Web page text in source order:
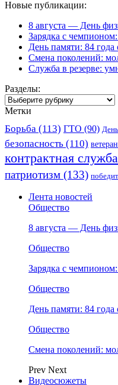
Новые публикации:
8 августа — День
Зарядка с
День памяти: 84 года
Смена поколений:
Служба в резерве:
Разделы:
Разделы:
Метки
Борьба (113) ГТО (90)
безопасность (110) ветеран
контрактная служба
патриотизм (133)
Лента новостей
Общество
8 августа — День
Общество
Зарядка с
Общество
День памяти: 84 года
Общество
Смена поколений:
Prev Next
Видеосюжеты